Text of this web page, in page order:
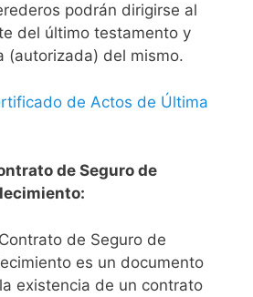
podrán dirigirse al
del último testamento y
(autorizada) del mismo.
de Actos de Última
de Seguro de
de Seguro de
es un documento
existencia de un contrato